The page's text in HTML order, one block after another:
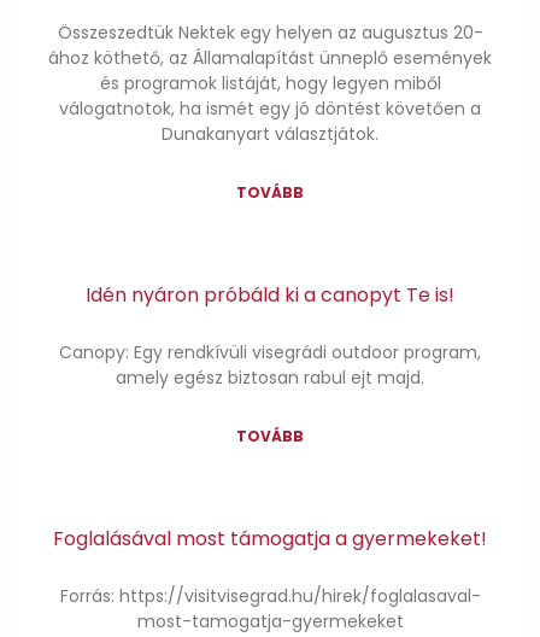
Összeszedtük Nektek egy helyen az augusztus 20-
ához köthető, az Államalapítást ünneplő események
és programok listáját, hogy legyen miből
válogatnotok, ha ismét egy jó döntést követően a
Dunakanyart választjátok.
TOVÁBB
Idén nyáron próbáld ki a canopyt Te is!
Canopy: Egy rendkívüli visegrádi outdoor program,
amely egész biztosan rabul ejt majd.
TOVÁBB
Foglalásával most támogatja a gyermekeket!
Forrás: https://visitvisegrad.hu/hirek/foglalasaval-
most-tamogatja-gyermekeket